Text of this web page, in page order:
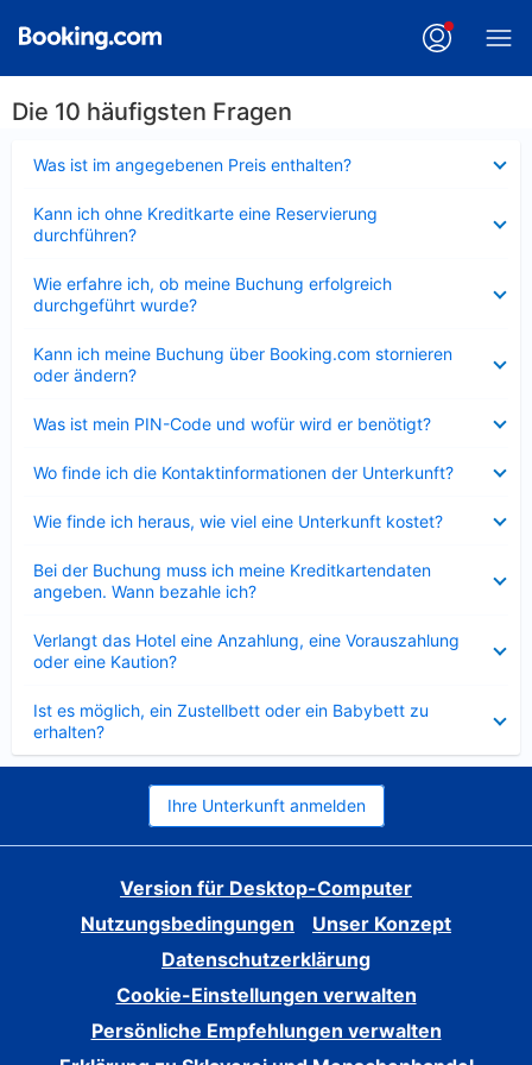
Die 10 häufigsten Fragen
Was ist im angegebenen Preis enthalten?
Kann ich ohne Kreditkarte eine Reservierung
durchführen?
Wie erfahre ich, ob meine Buchung erfolgreich
durchgeführt wurde?
Kann ich meine Buchung über Booking.com stornieren
oder ändern?
Was ist mein PIN-Code und wofür wird er benötigt?
Wo finde ich die Kontaktinformationen der Unterkunft?
Wie finde ich heraus, wie viel eine Unterkunft kostet?
Bei der Buchung muss ich meine Kreditkartendaten
angeben. Wann bezahle ich?
Verlangt das Hotel eine Anzahlung, eine Vorauszahlung
oder eine Kaution?
Ist es möglich, ein Zustellbett oder ein Babybett zu
erhalten?
Ihre Unterkunft anmelden
Version für Desktop-Computer
Nutzungsbedingungen
Unser Konzept
Datenschutzerklärung
Cookie-Einstellungen verwalten
Persönliche Empfehlungen verwalten